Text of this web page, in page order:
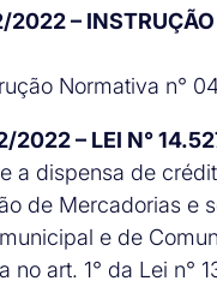
–
Normativa n°
– LEI N°
a dispensa de
de Mercadorias e
e de
no art. 1° da Lei n°